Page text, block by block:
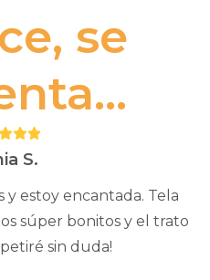
se
S.
estoy encantada. Tela
súper bonitos y el trato
sin duda!